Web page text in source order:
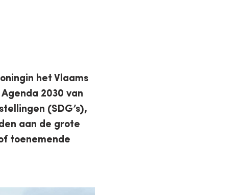
het Vlaams
2030 van
(SDG’s),
aan de grote
toenemende